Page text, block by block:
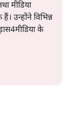
मीडिया
उन्होंने विभिन्न
के